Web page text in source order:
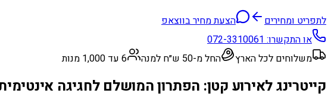
לתפריט ומחירים
הצעת מחיר בווצאפ
או התקשרו:072-3310061
משלוחים לכל הארץ
החל מ-50 ש״ח למנה 6 עד 1,000 מנות
קייטרינג לאירוע קטן: הפתרון המושלם לחגיגה